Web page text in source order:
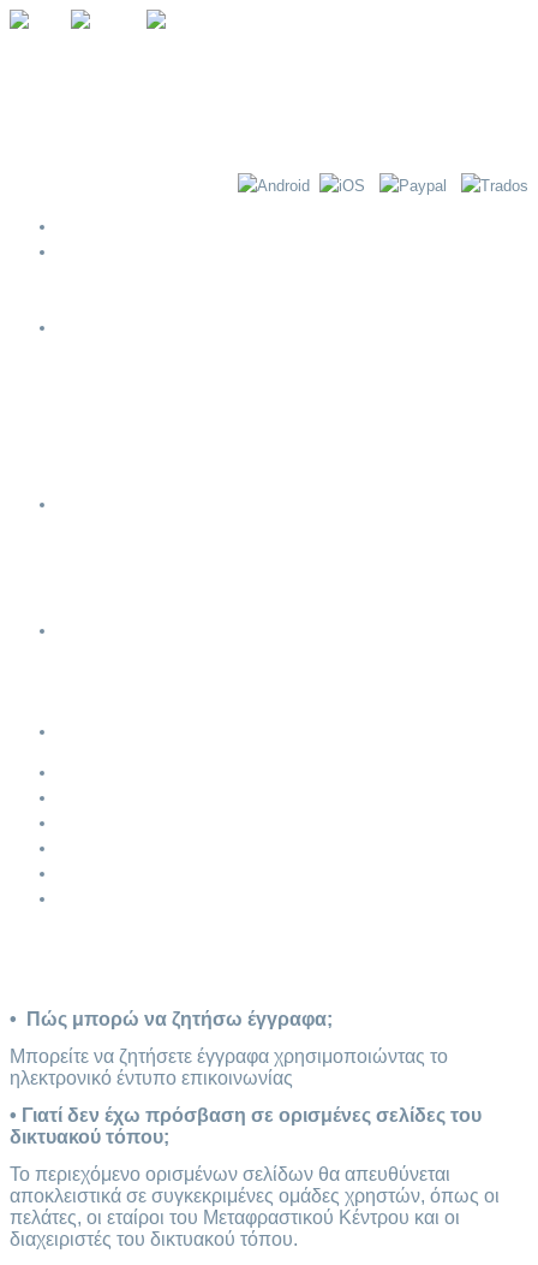
•
Πώς μπορώ να ζητήσω έγγραφα;
Μπορείτε να ζητήσετε έγγραφα χρησιμοποιώντας το
ηλεκτρονικό έντυπο επικοινωνίας
• Γιατί δεν έχω πρόσβαση σε ορισμένες σελίδες του
δικτυακού τόπου;
Το περιεχόμενο ορισμένων σελίδων θα απευθύνεται
αποκλειστικά σε συγκεκριμένες ομάδες χρηστών, όπως οι
πελάτες, οι εταίροι του Μεταφραστικού Κέντρου και οι
διαχειριστές του δικτυακού τόπου.